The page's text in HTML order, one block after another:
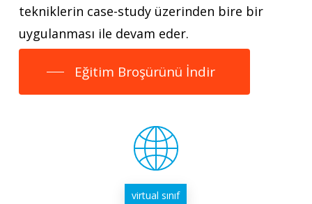
tekniklerin case-study üzerinden bire bir
uygulanması ile devam eder.
Eğitim Broşürünü İndir
virtual sınıf